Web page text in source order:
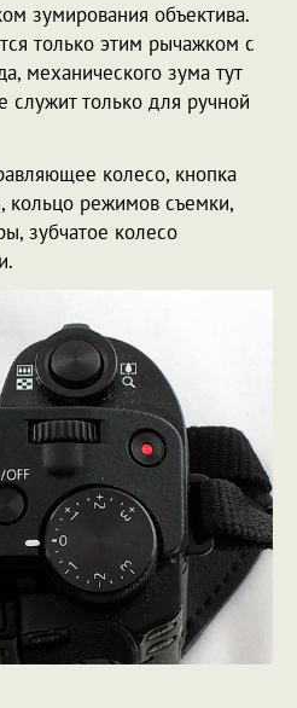
зумирования объектива.
только этим рычажком с
механического зума тут
служит только для ручной
колесо, кнопка
кольцо режимов съемки,
зубчатое колесо